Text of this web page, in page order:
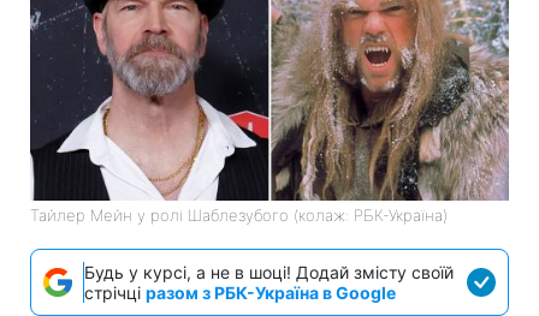
Тайлер Мейн у ролі Шаблезубого (колаж: РБК-Україна)
Будь у курсі, а не в шоці! Додай змісту своїй
стрічці разом з РБК-Україна в Google